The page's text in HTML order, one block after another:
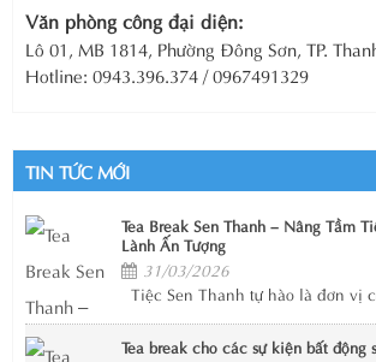
Văn phòng công đại diện:
Lô 01, MB 1814, Phường Đông Sơn, TP.
Hotline: 0943.396.374 / 0967491329
TIN TỨC MỚI
Tea Break Sen Thanh – Nâng Tầm
Lành Ấn Tượng
31/03/2026
Tiệc Sen Thanh tự hào là đơn vị
Tea break cho các sự kiện bất động